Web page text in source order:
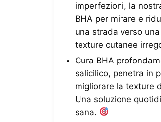
imperfezioni, la
BHA per mirare e
una strada verso
texture cutanee
Cura BHA
salicilico, penetra in
migliorare la texture
Una soluzione
sana.